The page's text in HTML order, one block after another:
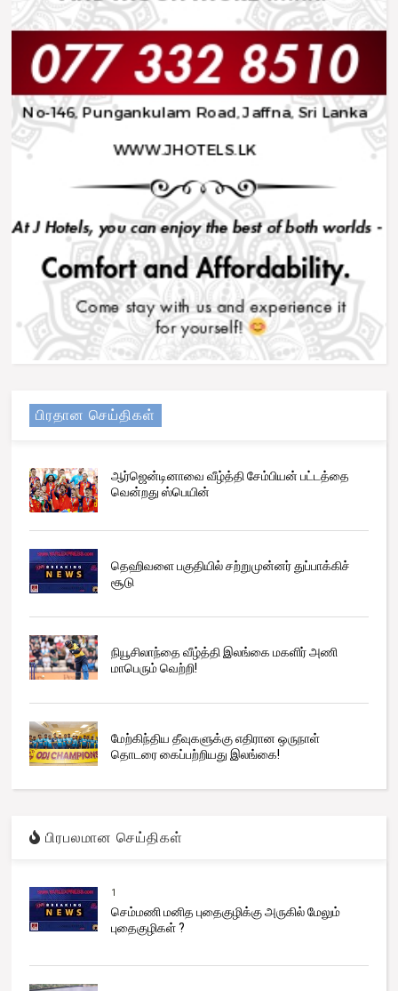
பிரதான செய்திகள்
ஆர்ஜென்டினாவை வீழ்த்தி சேம்பியன் பட்டத்தை
வென்றது ஸ்பெயின்
தெஹிவளை பகுதியில் சற்றுமுன்னர் துப்பாக்கிச்
சூடு
நியூசிலாந்தை வீழ்த்தி இலங்கை மகளிர் அணி
மாபெரும் வெற்றி!
மேற்கிந்திய தீவுகளுக்கு எதிரான ஒருநாள்
தொடரை கைப்பற்றியது இலங்கை!
பிரபலமான செய்திகள்
1
செம்மணி மனித புதைகுழிக்கு அருகில் மேலும்
புதைகுழிகள் ?